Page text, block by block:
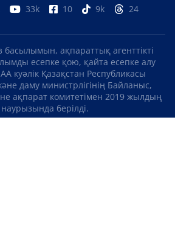
33k 10 9k 24
басылымын, ақпараттық агенттікті
есепке қою, қайта есепке алу
куәлік Қазақстан Республикасы
даму министрлігінің Байланыс,
ақпарат комитетімен 2019 жылдың
берілді.